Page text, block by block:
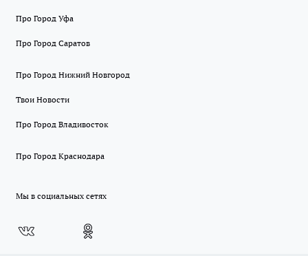
Про Город Уфа
Про Город Саратов
Про Город Нижний Новгород
Твои Новости
Про Город Владивосток
Про Город Краснодара
Мы в социальных сетях